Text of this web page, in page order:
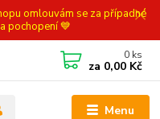
omlouvám se za případné
pochopení 💙
Menu
0 ks
za 0,00 Kč